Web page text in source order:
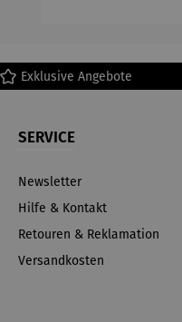
Exklusive Angebote
SERVICE
Newsletter
Hilfe & Kontakt
Retouren & Reklamation
Versandkosten